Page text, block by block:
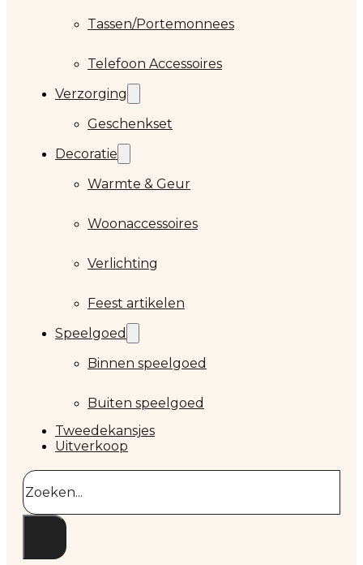
Tassen/Portemonnees
Telefoon Accessoires
Verzorging
Geschenkset
Decoratie
Warmte & Geur
Woonaccessoires
Verlichting
Feest artikelen
Speelgoed
Binnen speelgoed
Buiten speelgoed
Tweedekansjes
Uitverkoop
Zoeken